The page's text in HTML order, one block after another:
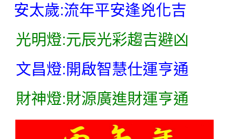
安太歲:流年平安逢兇化吉
光明燈:元辰光彩趨吉避凶
文昌燈:開啟智慧仕運亨通
財神燈:財源廣進財運亨通